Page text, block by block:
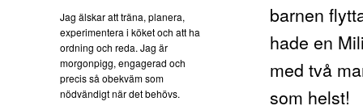
barnen
hade en
med två
som helst!
Jag älskar att träna, planera,
experimentera i köket och att ha
ordning och reda. Jag är
morgonpigg, engagerad och
precis så obekväm som
nödvändigt när det behövs.